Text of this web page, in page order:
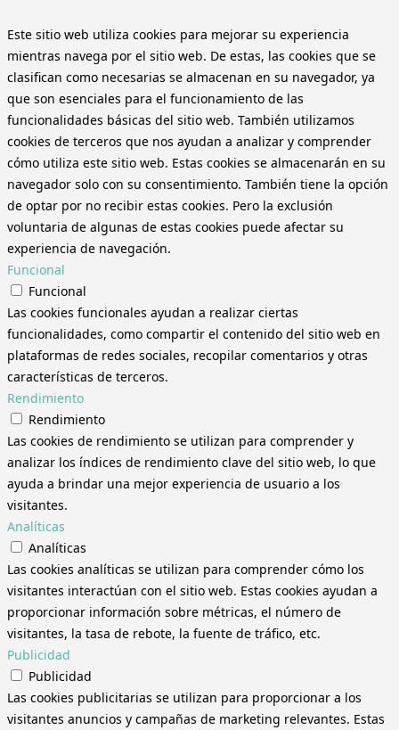
Este sitio web utiliza cookies para mejorar su experiencia
mientras navega por el sitio web. De estas, las cookies que se
clasifican como necesarias se almacenan en su navegador, ya
que son esenciales para el funcionamiento de las
funcionalidades básicas del sitio web. También utilizamos
cookies de terceros que nos ayudan a analizar y comprender
cómo utiliza este sitio web. Estas cookies se almacenarán en su
navegador solo con su consentimiento. También tiene la opción
de optar por no recibir estas cookies. Pero la exclusión
voluntaria de algunas de estas cookies puede afectar su
experiencia de navegación.
Funcional
Funcional
Las cookies funcionales ayudan a realizar ciertas
funcionalidades, como compartir el contenido del sitio web en
plataformas de redes sociales, recopilar comentarios y otras
características de terceros.
Rendimiento
Rendimiento
Las cookies de rendimiento se utilizan para comprender y
analizar los índices de rendimiento clave del sitio web, lo que
ayuda a brindar una mejor experiencia de usuario a los
visitantes.
Analíticas
Analíticas
Las cookies analíticas se utilizan para comprender cómo los
visitantes interactúan con el sitio web. Estas cookies ayudan a
proporcionar información sobre métricas, el número de
visitantes, la tasa de rebote, la fuente de tráfico, etc.
Publicidad
Publicidad
Las cookies publicitarias se utilizan para proporcionar a los
visitantes anuncios y campañas de marketing relevantes. Estas